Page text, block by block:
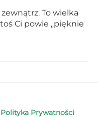
To wielka
Ci powie „pięknie
powiedziałaś” żeby
Polityka Prywatności